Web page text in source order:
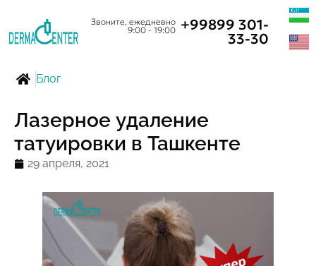
Звоните, ежедневно
9:00 - 19:00 +99899 301-
33-30
Блог
Лазерное удаление
татуировки в Ташкенте
29 апреля, 2021